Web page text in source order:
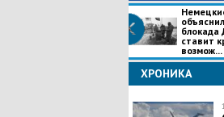
блокада
ставит
возмож...
ХРОНИКА